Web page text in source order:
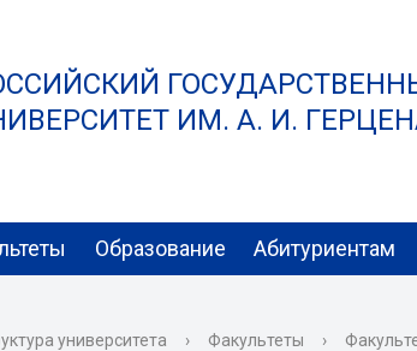
ИМ. А. И.
Образование Абитуриентам
университета › Факультеты ›